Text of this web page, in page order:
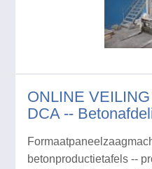
ONLINE
DCA --
betonproductietafels --